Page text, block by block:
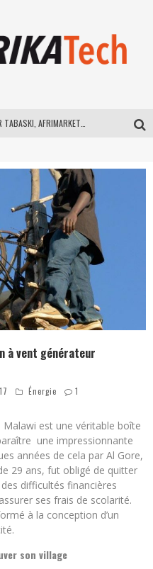
New to online sports betting? Consider These Tips to Play Your First Online Sports Betting Successfully
Changed Sports
à vent générateur
Énergie 1
est une véritable boîte
une impressionnante
années de cela par Al Gore,
29 ans, fut obligé de quitter
des difficultés financières
ses frais de scolarité.
à la conception d’un
son village